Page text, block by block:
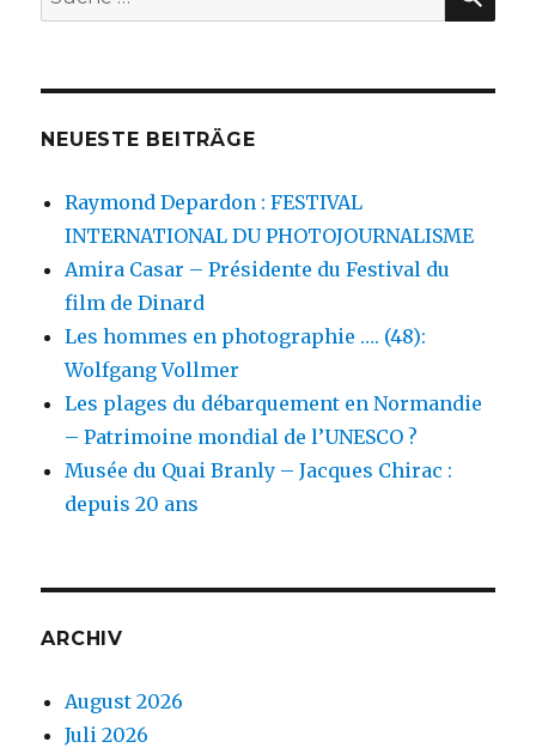
nach:
NEUESTE BEITRÄGE
Raymond Depardon : FESTIVAL
INTERNATIONAL DU PHOTOJOURNALISME
Amira Casar – Présidente du Festival du
film de Dinard
Les hommes en photographie …. (48):
Wolfgang Vollmer
Les plages du débarquement en Normandie
– Patrimoine mondial de l’UNESCO ?
Musée du Quai Branly – Jacques Chirac :
depuis 20 ans
ARCHIV
August 2026
Juli 2026